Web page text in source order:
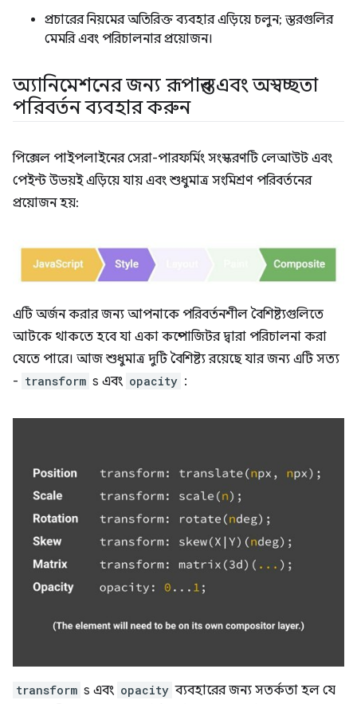
প্রচারের নিয়মের অতিরিক্ত ব্যবহার এড়িয়ে চলুন; স্তরগুলির
মেমরি এবং পরিচালনার প্রয়োজন।
অ্যানিমেশনের জন্য রূপান্তর এবং অস্বচ্ছতা
পরিবর্তন ব্যবহার করুন
পিক্সেল পাইপলাইনের সেরা-পারফর্মিং সংস্করণটি লেআউট এবং
পেইন্ট উভয়ই এড়িয়ে যায় এবং শুধুমাত্র সংমিশ্রণ পরিবর্তনের
প্রয়োজন হয়:
এটি অর্জন করার জন্য আপনাকে পরিবর্তনশীল বৈশিষ্ট্যগুলিতে
আটকে থাকতে হবে যা একা কম্পোজিটর দ্বারা পরিচালনা করা
যেতে পারে। আজ শুধুমাত্র দুটি বৈশিষ্ট্য রয়েছে যার জন্য এটি সত্য
- transform s এবং opacity :
transform s এবং opacity ব্যবহারের জন্য সতর্কতা হল যে